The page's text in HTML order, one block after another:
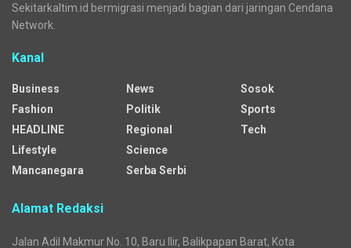
Sekitarkaltim.id bermigrasi menjadi bagian dari jaringan Cendana
Network.
Kanal
Business
Fashion
HEADLINE
Lifestyle
Mancanegara
News
Politik
Regional
Science
Serba Serbi
Sosok
Sports
Tech
Alamat Redaksi
Jalan Adil Makmur No. 10, Baru Ilir, Balikpapan Barat, Kota